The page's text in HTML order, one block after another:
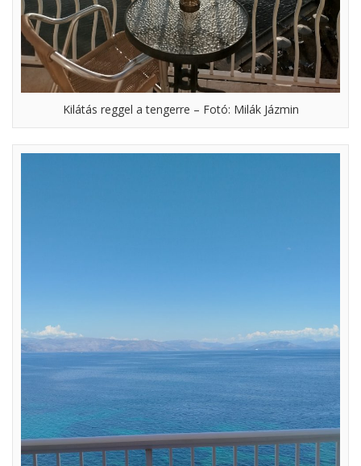
Kilátás reggel a tengerre – Fotó: Milák Jázmin